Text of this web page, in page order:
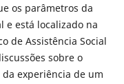
os parâmetros da
e está localizado na
de Assistência Social
sobre o
experiência de um